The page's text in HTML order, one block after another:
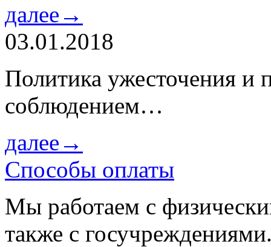
далее→
03.01.2018
Политика ужесточения и
соблюдением…
далее→
Способы оплаты
Мы работаем с
также с